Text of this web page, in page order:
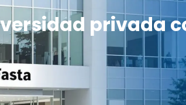
privada